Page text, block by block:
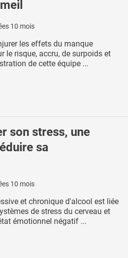
10 mois
les effets du manque
le risque, accru, de surpoids et
de cette équipe ...
son stress, une
sa
10 mois
et chronique d'alcool est liée
de stress du cerveau et
émotionnel négatif ...